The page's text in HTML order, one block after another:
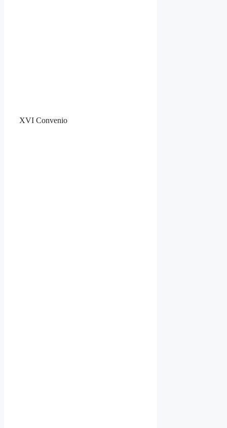
XVI Convenio